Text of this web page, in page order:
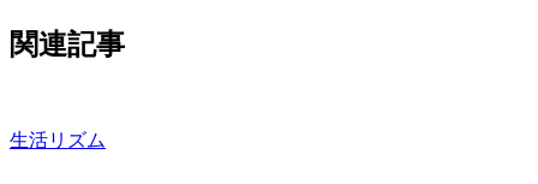
関連記事
生活リズム